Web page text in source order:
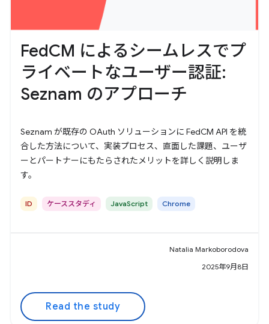
FedCM によるシームレスでプ
ライベートなユーザー認証:
Seznam のアプローチ
Seznam が既存の OAuth ソリューションに FedCM API を統
合した方法について、実装プロセス、直面した課題、ユーザ
ーとパートナーにもたらされたメリットを詳しく説明しま
す。
ID ケーススタディ JavaScript Chrome
Natalia Markoborodova
2025年9月8日
Read the study